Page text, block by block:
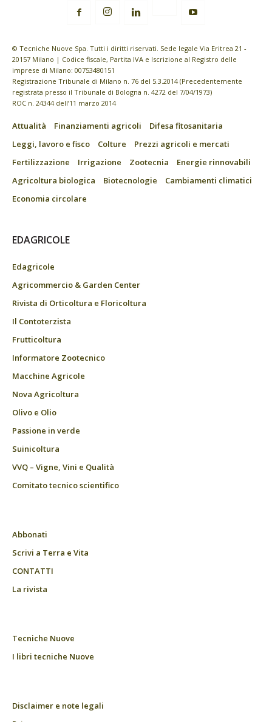
© Tecniche Nuove Spa. Tutti i diritti riservati. Sede legale Via Eritrea 21 -
20157 Milano | Codice fiscale, Partita IVA e Iscrizione al Registro delle
imprese di Milano: 00753480151
Registrazione Tribunale di Milano n. 76 del 5.3.2014 (Precedentemente
registrata presso il Tribunale di Bologna n. 4272 del 7/04/1973)
ROC n. 24344 dell’11 marzo 2014
Attualità Finanziamenti agricoli
Difesa fitosanitaria
Leggi, lavoro e fisco
Colture
Prezzi agricoli e mercati
Fertilizzazione
Irrigazione Zootecnia
Energie rinnovabili
Agricoltura biologica
Biotecnologie
Cambiamenti climatici
Economia circolare
EDAGRICOLE
Edagricole
Agricommercio & Garden Center
Rivista di Orticoltura e Floricoltura
Il Contoterzista
Frutticoltura
Informatore Zootecnico
Macchine Agricole
Nova Agricoltura
Olivo e Olio
Passione in verde
Suinicoltura
VVQ – Vigne, Vini e Qualità
Comitato tecnico scientifico
Abbonati
Scrivi a Terra e Vita
CONTATTI
La rivista
Tecniche Nuove
I libri tecniche Nuove
Disclaimer e note legali